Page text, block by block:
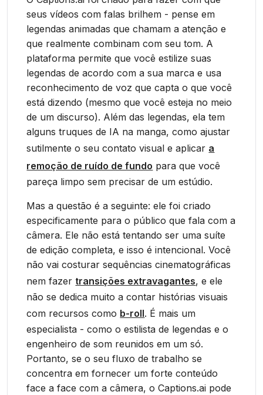
seus vídeos com falas brilhem - pense em
legendas animadas que chamam a atenção e
que realmente combinam com seu tom. A
plataforma permite que você estilize suas
legendas de acordo com a sua marca e usa
reconhecimento de voz que capta o que você
está dizendo (mesmo que você esteja no meio
de um discurso). Além das legendas, ela tem
alguns truques de IA na manga, como ajustar
sutilmente o seu contato visual e aplicar a
remoção de ruído de fundo para que você
pareça limpo sem precisar de um estúdio.
Mas a questão é a seguinte: ele foi criado
especificamente para o público que fala com a
câmera. Ele não está tentando ser uma suíte
de edição completa, e isso é intencional. Você
não vai costurar sequências cinematográficas
nem fazer transições extravagantes, e ele
não se dedica muito a contar histórias visuais
com recursos como b-roll. É mais um
especialista - como o estilista de legendas e o
engenheiro de som reunidos em um só.
Portanto, se o seu fluxo de trabalho se
concentra em fornecer um forte conteúdo
face a face com a câmera, o Captions.ai pode